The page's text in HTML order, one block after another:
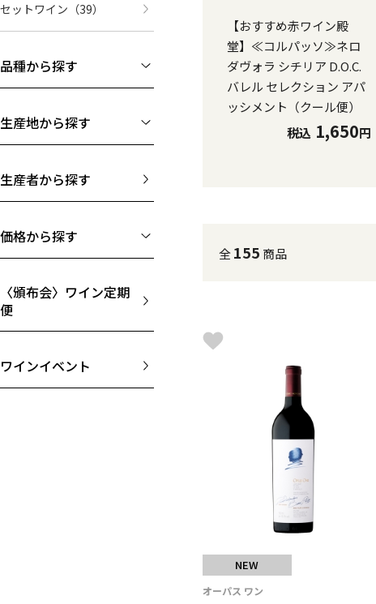
セットワイン （39）
品種から探す
生産地から探す
生産者から探す
価格から探す
〈頒布会〉ワイン定期
便
ワインイベント
【おすすめ赤ワイン殿
堂】≪コルパッソ≫ネロ
ダヴォラ シチリア D.O.C.
バレル セレクション アパ
ッシメント（クール便）
税込 1,650円
全 155 商品
NEW
オーパス ワン